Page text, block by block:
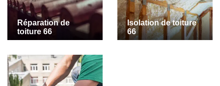
Réparation de
toiture 66
Isolation de toiture
66